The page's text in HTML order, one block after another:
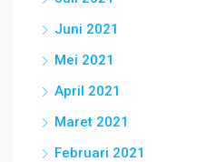
Juni 2021
Mei 2021
April 2021
Maret 2021
Februari 2021